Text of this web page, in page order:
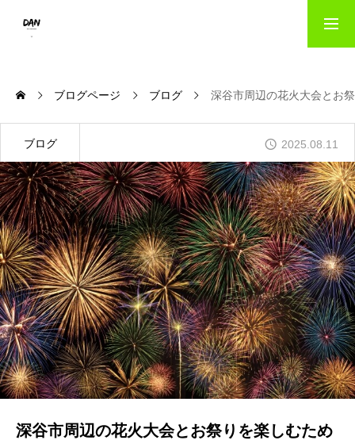
出版事業のご案内｜danパブリッシング
写真撮影サービス｜danフォト
会社概要
お問い合わせ
ブログページ ブログ 深谷市周辺の花火大会とお
ブログ 2025.08.11
深谷市周辺の花火大会とお祭りを楽しむため